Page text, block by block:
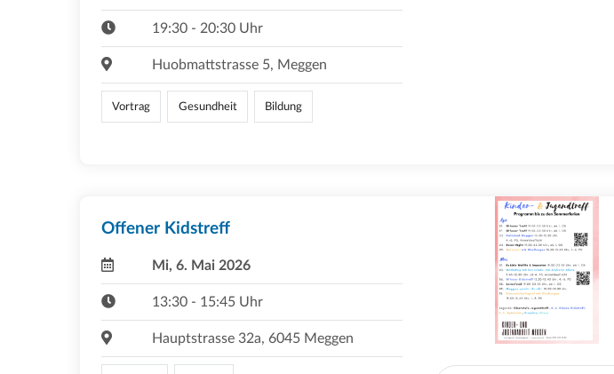
19:30 - 20:30 Uhr
Huobmattstrasse 5, Meggen
Vortrag Gesundheit Bildung
Offener Kidstreff
Mi, 6. Mai 2026
13:30 - 15:45 Uhr
Hauptstrasse 32a, 6045 Meggen